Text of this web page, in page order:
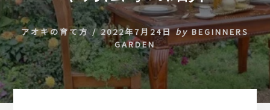
方
の
紹
介
を
行
アオキの育て方/ 2022年7月24日 by BEGINNERS
GARDEN